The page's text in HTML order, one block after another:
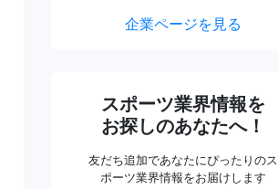
企業ページを見る
スポーツ業界情報を
お探しのあなたへ！
友だち追加であなたにぴったりのス
ポーツ業界情報をお届けします